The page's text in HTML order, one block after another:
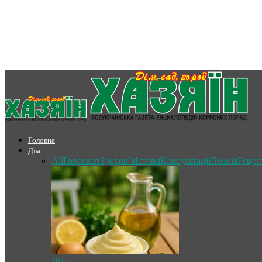
Головна
Дім
AllГороскопЗдоров’яІсторіїКонсультаціїПенсія